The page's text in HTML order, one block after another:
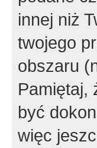
innej niż
twojego
obszaru
Pamiętaj,
być
więc